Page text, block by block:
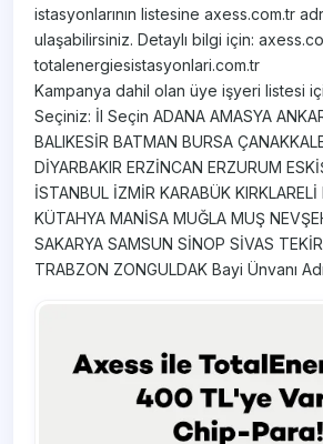
istasyonlarının listesine axess.com.tr
ulaşabilirsiniz. Detaylı bilgi için:
totalenergiesistasyonlari.com.tr
Kampanya dahil olan üye işyeri listesi
Seçiniz: İl Seçin ADANA AMASYA
BALIKESİR BATMAN BURSA
DİYARBAKIR ERZİNCAN ERZURUM
İSTANBUL İZMİR KARABÜK
KÜTAHYA MANİSA MUĞLA MUŞ
SAKARYA SAMSUN SİNOP SİVAS
TRABZON ZONGULDAK Bayi Ünvanı